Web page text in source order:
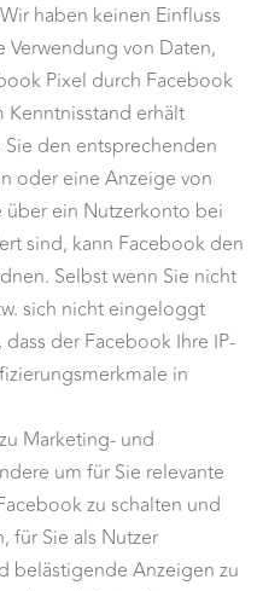
haben keinen Einfluss
von Daten,
Pixel durch Facebook
Kenntnisstand erhält
den entsprechenden
oder eine Anzeige von
über ein Nutzerkonto bei
sind, kann Facebook den
Selbst wenn Sie nicht
sich nicht eingeloggt
der Facebook Ihre IP-
in
Marketing- und
um für Sie relevante
zu schalten und
für Sie als Nutzer
belästigende Anzeigen zu